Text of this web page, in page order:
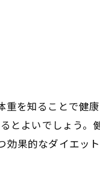
を知ることで健
とよいでしょう。
果的なダイエッ